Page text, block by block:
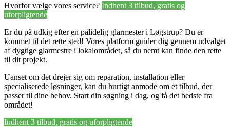
Hvorfor vælge vores service? Indhent 3 tilbud, gratis og
uforpligtende
Er du på udkig efter en pålidelig glarmester i Løgstrup? Du er
kommet til det rette sted! Vores platform guider dig gennem udvalget
af dygtige glarmestre i lokalområdet, så du nemt kan finde den rette
til dit projekt.
Uanset om det drejer sig om reparation, installation eller
specialiserede løsninger, kan du hurtigt anmode om et tilbud, der
passer til dine behov. Start din søgning i dag, og få det bedste fra
området!
Indhent 3 tilbud, gratis og uforpligtende